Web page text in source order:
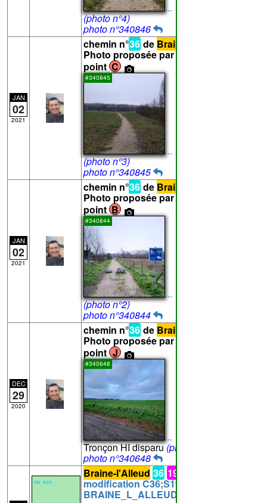
...
(photo n°4)
photo n°340846
JAN
02
2021
chemin n°36 de Braine-l'Alleud
Photo proposée par Vanham pour le
point C
#340845
...
(photo n°3)
photo n°340845
JAN
02
2021
chemin n°36 de Braine-l'Alleud
Photo proposée par Vanham pour le
point B
#340844
...
(photo n°2)
photo n°340844
DEC
29
2020
chemin n°36 de Braine-l'Alleud
Photo proposée par Vanham pour le
point J
#340648
...
Tronçon HI disparu(photo n°7)
photo n°340648
Braine-l'Alleud 36 194
modification C36;S194 à
BRAINE_L_ALLEUD